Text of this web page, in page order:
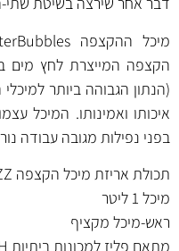
(הנתון הגבוהה ביותר
איכותו ואמינותו. המיכל
בפני נפילות מגובה עבודה
תכולת אריזת מיכל הקצפה SKIZZ:
מיכל 1 ליטר
ראש-מיכל מקציף
מתאם פליז למכונות ביתיות BOSCH